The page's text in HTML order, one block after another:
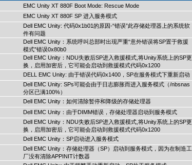
EMC Unity XT 880F Boot Mode: Rescue Mode
EMC Unity XT 880F SP 进入服务模式
Dell EMC Unity: 代码0x1b01的原因-“错误”此存储处理器上的系统软
件有问题
Dell EMC Unity：系统呼叫总部时出现严重“意外错误将SP置于救援
模式”错误0x80b0
Dell EMC Unity：NDU失败后SP进入救援模式,将Unity系统上的SP更
换，启用加密后，它可能会启动到救援模式代码0x1200
DELL EMC Unity: 由于错误代码0x1400，SP在服务模式下重新启动
Dell EMC Unity: SPs可能会由于日志膨胀而进入服务模式（/nbsnas
分区已满100%）
Dell EMC Unity：如何清除暂停和降级的存储处理器
Dell EMC Unity：由于DIMM错误，存储处理器启动到服务模式
Dell EMC Unity：NDU失败后SP进入救援模式,将Unity系统上的SP更
换，启用加密后，它可能会启动到救援模式代码0x1200
Dell EMC Unity：SP启动进入服务模式
Dell EMC Unity：存储处理器（SP）启动到服务模式，因为在制造工
厂没有清除APPINIT计数器